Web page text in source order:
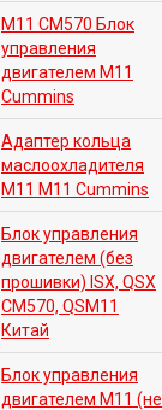
M11 CM570 Блок
управления
двигателем M11
Cummins
Адаптер кольца
маслоохладителя
M11 M11 Cummins
Блок управления
двигателем (без
прошивки) ISX, QSX
CM570, QSM11
Китай
Блок управления
двигателем M11 (не